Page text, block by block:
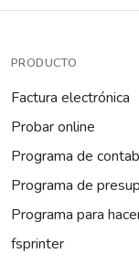
PRODUCTO
Factura electrónica
Probar online
Programa de
Programa de
Programa para
fsprinter